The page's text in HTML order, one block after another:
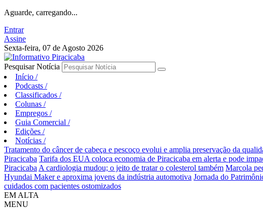
Aguarde, carregando...
Entrar
Assine
Sexta-feira, 07 de Agosto 2026
Pesquisar Notícia
Início /
Podcasts /
Classificados /
Colunas /
Empregos /
Guia Comercial /
Edições /
Notícias /
Tratamento do câncer de cabeça e pescoço evolui e amplia preservação da
Piracicaba Tarifa dos EUA coloca economia de Piracicaba em alerta e pode
Piracicaba A cardiologia mudou; o jeito de tratar o colesterol também Marcola
Hyundai Maker e aproxima jovens da indústria automotiva Jornada do
cuidados com pacientes ostomizados
EM ALTA
MENU